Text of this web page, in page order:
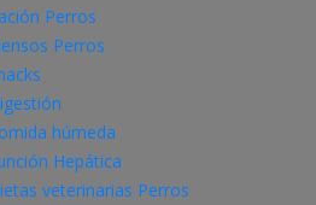
Perros
Perros
húmeda
Hepática
veterinarias Perros